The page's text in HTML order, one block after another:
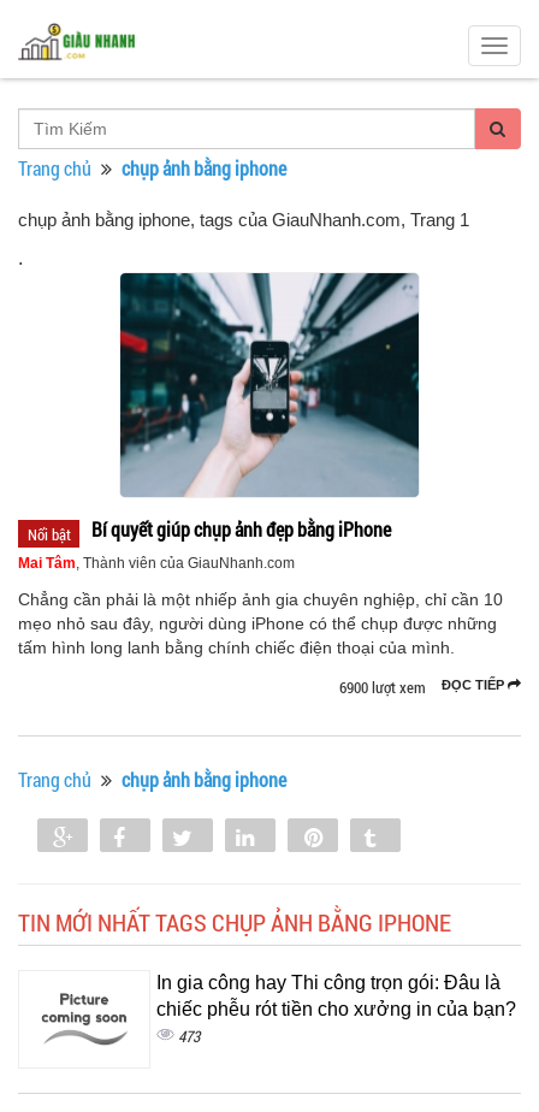
Trang chủ chụp ảnh bằng iphone
chụp ảnh bằng iphone, tags của GiauNhanh.com, Trang 1
.
Nổi bật Bí quyết giúp chụp ảnh đẹp bằng iPhone
Mai Tâm, Thành viên của GiauNhanh.com
Chẳng cần phải là một nhiếp ảnh gia chuyên nghiệp, chỉ cần 10
mẹo nhỏ sau đây, người dùng iPhone có thể chụp được những
tấm hình long lanh bằng chính chiếc điện thoại của mình.
ĐỌC TIẾP
6900 lượt xem
Trang chủ chụp ảnh bằng iphone
Share Share Tweet Share
TIN MỚI NHẤT TAGS CHỤP ẢNH BẰNG IPHONE
In gia công hay Thi công trọn gói: Đâu là
chiếc phễu rót tiền cho xưởng in của bạn?
473